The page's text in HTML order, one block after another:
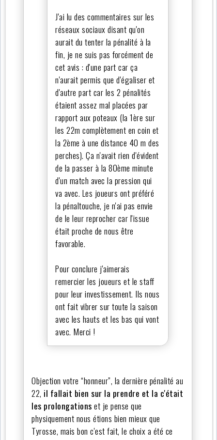
J'ai lu des commentaires sur les
réseaux sociaux disant qu'on
aurait du tenter la pénalité à la
fin, je ne suis pas forcément de
cet avis : d'une part car ça
n'aurait permis que d'égaliser et
d'autre part car les 2 pénalités
étaient assez mal placées par
rapport aux poteaux (la 1ère sur
les 22m complètement en coin et
la 2ème à une distance 40 m des
perches). Ça n'avait rien d'évident
de la passer à la 80ème minute
d'un match avec la pression qui
va avec. Les joueurs ont préféré
la pénaltouche, je n'ai pas envie
de le leur reprocher car l'issue
était proche de nous être
favorable.
Pour conclure j'aimerais
remercier les joueurs et le staff
pour leur investissement. Ils nous
ont fait vibrer sur toute la saison
avec les hauts et les bas qui vont
avec. Merci !
Objection votre “honneur”, la dernière pénalité au
22, il fallait bien sur la prendre et la c'était
les prolongationset je pense que
physiquement nous étions bien mieux que
Tyrosse, mais bon c'est fait, le choix a été ce